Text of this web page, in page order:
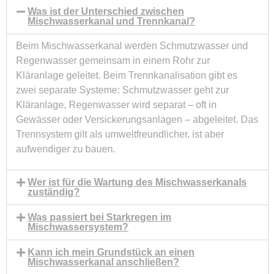
Was ist der Unterschied zwischen
Mischwasserkanal und Trennkanal?
Beim Mischwasserkanal werden Schmutzwasser und
Regenwasser gemeinsam in einem Rohr zur
Kläranlage geleitet. Beim Trennkanalisation gibt es
zwei separate Systeme: Schmutzwasser geht zur
Kläranlage, Regenwasser wird separat – oft in
Gewässer oder Versickerungsanlagen – abgeleitet. Das
Trennsystem gilt als umweltfreundlicher, ist aber
aufwendiger zu bauen.
Wer ist für die Wartung des Mischwasserkanals
zuständig?
Was passiert bei Starkregen im
Mischwassersystem?
Kann ich mein Grundstück an einen
Mischwasserkanal anschließen?